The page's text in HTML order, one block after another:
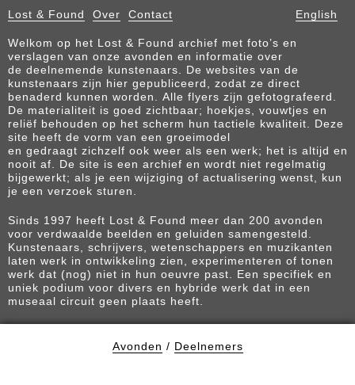
Lost & Found Over Contact English
Welkom op het Lost & Found archief met foto’s en
verslagen van onze avonden en informatie over
de deelnemende kunstenaars. De websites van de
kunstenaars zijn hier gepubliceerd, zodat ze direct
benaderd kunnen worden. Alle flyers zijn gefotografeerd.
De materialiteit is goed zichtbaar; hoekjes, vouwtjes en
reliëf behouden op het scherm hun tactiele kwaliteit. Deze
site heeft de vorm van een groeimodel
en gedraagt zichzelf ook weer als een werk; het is altijd en
nooit af. De site is een archief en wordt niet regelmatig
bijgewerkt; als je een wijziging of actualisering wenst, kun
je een verzoek sturen.
Sinds 1997 heeft Lost & Found meer dan 200 avonden
voor verdwaalde beelden en geluiden samengesteld.
Kunstenaars, schrijvers, wetenschappers en muzikanten
laten werk in ontwikkeling zien, experimenteren of tonen
werk dat (nog) niet in hun oeuvre past. Een specifiek en
uniek podium voor divers en hybride werk dat in een
museaal circuit geen plaats heeft.
Avonden / Deelnemers